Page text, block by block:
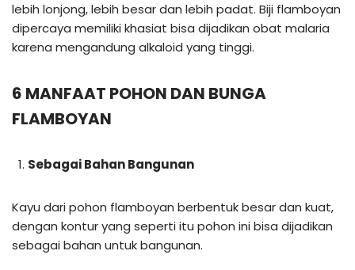
lebih lonjong, lebih besar dan lebih padat. Biji flamboyan
dipercaya memiliki khasiat bisa dijadikan obat malaria
karena mengandung alkaloid yang tinggi.
6 MANFAAT POHON DAN BUNGA
FLAMBOYAN
Sebagai Bahan Bangunan
Kayu dari pohon flamboyan berbentuk besar dan kuat,
dengan kontur yang seperti itu pohon ini bisa dijadikan
sebagai bahan untuk bangunan.